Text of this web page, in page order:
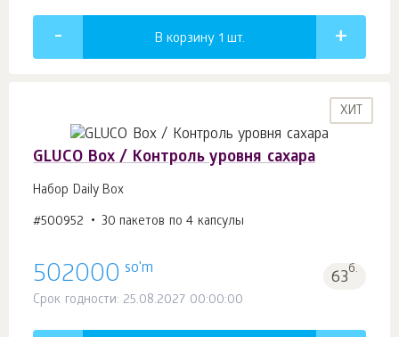
В корзину 1 шт.
ХИТ
GLUCO Box / Контроль уровня сахара
Набор Daily Box
#500952 30 пакетов по 4 капсулы
502000 so'm 63б.
Срок годности: 25.08.2027 00:00:00